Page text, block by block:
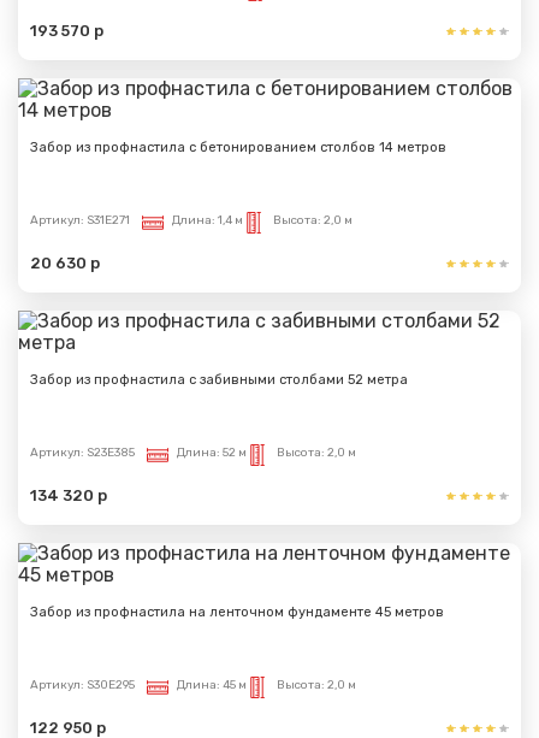
193 570 р
Забор из профнастила с бетонированием столбов 14 метров
Артикул: S31E271 Длина: 1,4 м Высота: 2,0 м
20 630 р
Забор из профнастила с забивными столбами 52 метра
Артикул: S23E385 Длина: 52 м Высота: 2,0 м
134 320 р
Забор из профнастила на ленточном фундаменте 45 метров
Артикул: S30E295 Длина: 45 м Высота: 2,0 м
122 950 р